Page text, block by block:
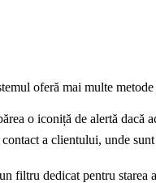
oferă mai multe
o iconiță de alertă dacă
a clientului, unde
filtru dedicat pentru starea